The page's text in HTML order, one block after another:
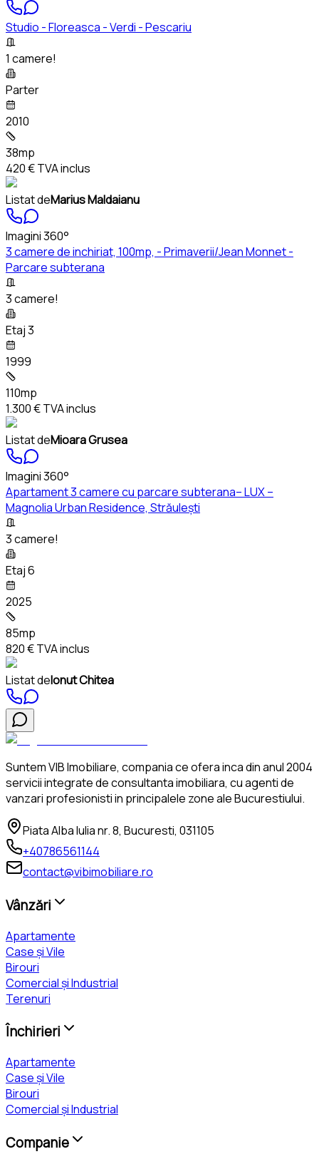
Studio - Floreasca - Verdi - Pescariu
1 camere!
Parter
2010
38mp
420 €TVA inclus
Listat deMarius Maldaianu
Imagini 360°
3 camere de inchiriat, 100mp, - Primaverii/Jean Monnet -
Parcare subterana
3 camere!
Etaj 3
1999
110mp
1.300 €TVA inclus
Listat deMioara Grusea
Imagini 360°
Apartament 3 camere cu parcare subterana– LUX –
Magnolia Urban Residence, Străulești
3 camere!
Etaj 6
2025
85mp
820 €TVA inclus
Listat deIonut Chitea
Suntem VIB Imobiliare, compania ce ofera inca din anul 2004
servicii integrate de consultanta imobiliara, cu agenti de
vanzari profesionisti in principalele zone ale Bucurestiului.
Piata Alba Iulia nr. 8, Bucuresti, 031105
+40786561144
contact@vibimobiliare.ro
Vânzări
Apartamente
Case și Vile
Birouri
Comercial și Industrial
Terenuri
Închirieri
Apartamente
Case și Vile
Birouri
Comercial și Industrial
Companie